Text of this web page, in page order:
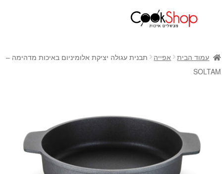
חנות
כלי בישול
מוצרי חשמל למטבח
גאדג'טס וכלי מטבח
אחסון למטבח
עמוד הבית אפייה
תבנית עגולה יציקת אלומיניום באיכות מדהימה –
SOLTAM